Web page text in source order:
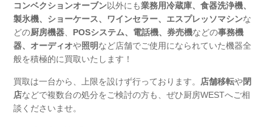
コンベクションオーブン以外にも業務用冷蔵庫、食器洗浄機、
製氷機、ショーケース、ワインセラー、エスプレッソマシンな
どの厨房機器、 POSシステム、電話機、券売機などの事務機
器、 オーディオや照明など店舗でご使用になられていた機器全
般を積極的に買取いたします！
買取は一台から、上限を設けず行っております。 店舗移転や閉
店などで複数台の処分をご検討の方も、ぜひ厨房WESTへご相
談くださいませ。